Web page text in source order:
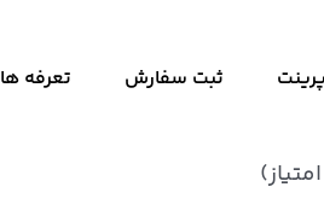
ثبت سفارش تعرفه ها